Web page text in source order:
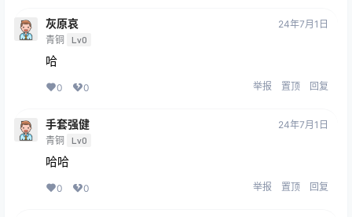
灰原哀
青铜 Lv0
24年7月1日
哈
0 0 举报 置顶 回复
手套强健
青铜 Lv0
24年7月1日
哈哈
0 0 举报 置顶 回复